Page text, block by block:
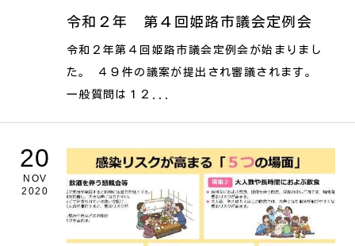
令和２年 第４回姫路市議会定例会
令和２年第４回姫路市議会定例会が始まりまし
た。 ４９件の議案が提出され審議されます。
一般質問は１２...
20
NOV
2020